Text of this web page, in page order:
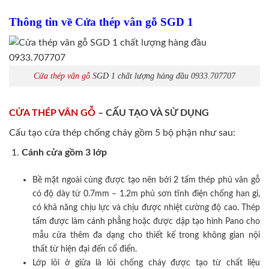
Thông tin về Cửa thép vân gỗ SGD 1
Cửa thép vân gỗ SGD 1 chất lượng hàng đầu 0933.707707
CỬA THÉP VÂN GỖ – CẤU TẠO VÀ SỬ DỤNG
Cấu tạo cửa thép chống cháy gồm 5 bộ phận như sau:
Cánh cửa gồm 3 lớp
Bề mặt ngoài cùng được tạo nên bởi 2 tấm thép phủ vân gỗ
có độ dày từ 0.7mm – 1.2m phủ sơn tĩnh điện chống han gỉ,
có khả năng chịu lực và chịu được nhiệt cường độ cao. Thép
tấm được làm cánh phẳng hoặc được dập tạo hình Pano cho
mẫu cửa thêm đa dạng cho thiết kế trong không gian nội
thất từ hiện đại đến cổ điển.
Lớp lõi ở giữa là lõi chống cháy được tạo từ chất liệu